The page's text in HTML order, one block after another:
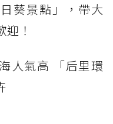
葵景點」，帶大
！
人氣高 「后里環